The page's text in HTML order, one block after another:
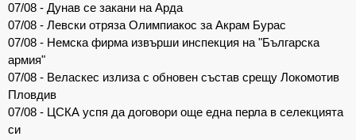
07/08 - Дунав се закани на Арда
07/08 - Левски отряза Олимпиакос за Акрам Бурас
07/08 - Немска фирма извърши инспекция на "Българска
армия"
07/08 - Веласкес излиза с обновен състав срещу Локомотив
Пловдив
07/08 - ЦСКА успя да договори още една перла в селекцията
си